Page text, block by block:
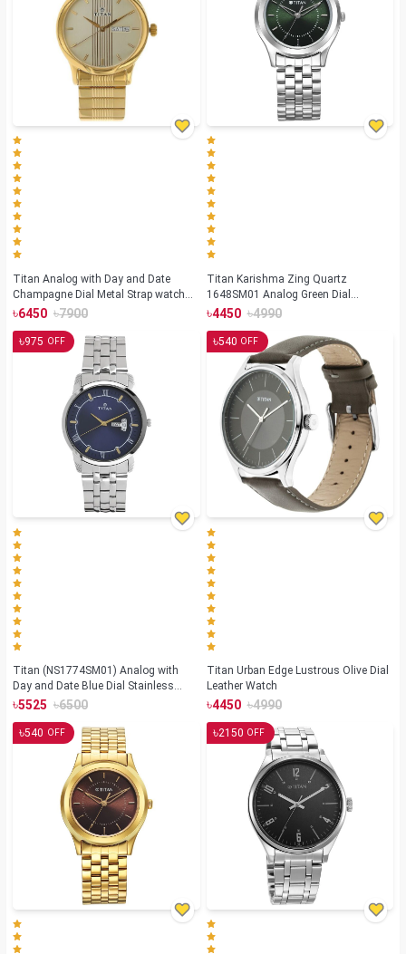
Titan Analog with Day and Date
Champagne Dial Metal Strap watch
for Men (NS-1580YM05)
৳6450 ৳7900
Titan Karishma Zing Quartz
1648SM01 Analog Green Dial
Stainless Steel Strap Watch for Men
৳4450 ৳4990
৳975 OFF
Titan (NS1774SM01) Analog with
Day and Date Blue Dial Stainless
Steel Strap watch for Men
৳5525 ৳6500
৳540 OFF
Titan Urban Edge Lustrous Olive Dial
Leather Watch
৳4450 ৳4990
৳540 OFF ৳2150 OFF